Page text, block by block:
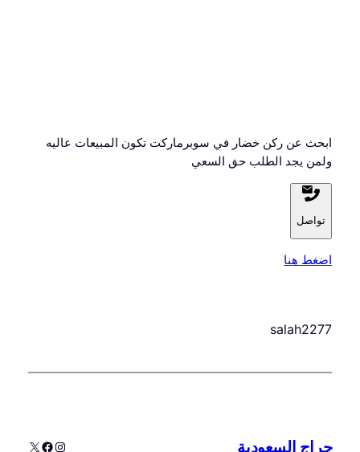
ابحث عن ركن خضار في سوبرماركت تكون المبيعات عاليه
ولمن يجد الطلب حق السعي
تواصل
اضغط هنا
salah2277
حراج السعودية إنستجرام
فيسبوك
إكس